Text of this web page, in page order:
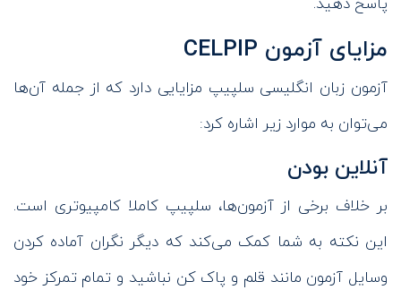
پاسخ دهید.
مزایای آزمون CELPIP
آزمون زبان انگلیسی سلپیپ مزایایی دارد که از جمله آن‌ها
می‌توان به موارد زیر اشاره کرد:
آنلاین بودن
بر خلاف برخی از آزمون‌ها، سلپیپ کاملا کامپیوتری است.
این نکته به شما کمک می‌کند که دیگر نگران آماده کردن
وسایل آزمون مانند قلم و پاک کن نباشید و تمام تمرکز خود